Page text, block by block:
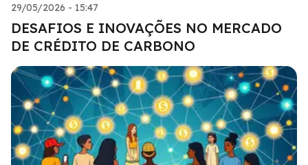
29/05/2026 - 15:47
DESAFIOS E INOVAÇÕES NO MERCADO
DE CRÉDITO DE CARBONO